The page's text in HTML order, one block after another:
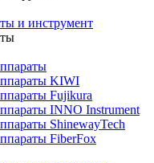
и инструмент
KIWI
Fujikura
INNO Instrument
ShinewayTech
FiberFox